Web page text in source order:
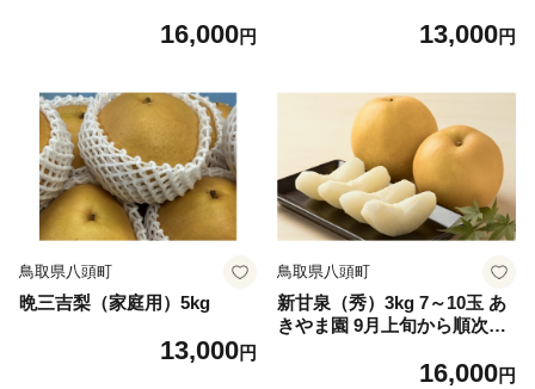
16,000円 13,000円
鳥取県八頭町
晩三吉梨（家庭用）5kg
13,000円
鳥取県八頭町
新甘泉（秀）3kg 7～10玉 あ
きやま園 9月上旬から順次発
物 オリジナルブランド 新品
16,000円